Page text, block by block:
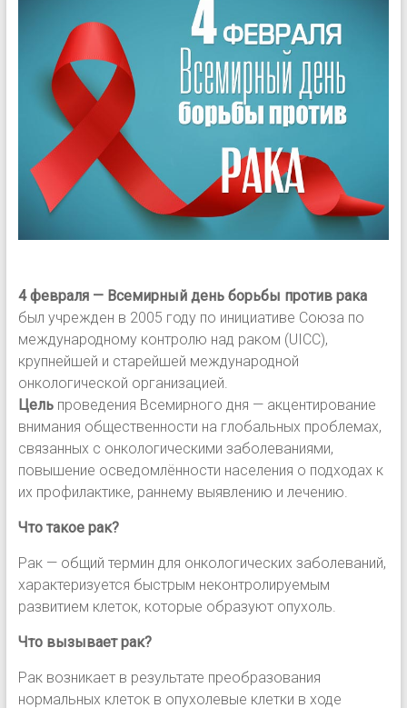
4 февраля — Всемирный день борьбы против рака
был учрежден в 2005 году по инициативе Союза по
международному контролю над раком (UICC),
крупнейшей и старейшей международной
онкологической организацией.
Цельпроведения Всемирного дня — акцентирование
внимания общественности на глобальных проблемах,
связанных с онкологическими заболеваниями,
повышение осведомлённости населения о подходах к
их профилактике, раннему выявлению и лечению.
Что такое рак?
Рак — общий термин для онкологических заболеваний,
характеризуется быстрым неконтролируемым
развитием клеток, которые образуют опухоль.
Что вызывает рак?
Рак возникает в результате преобразования
нормальных клеток в опухолевые клетки в ходе